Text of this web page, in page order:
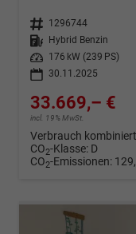
Fahrzeugnr. 1296744
Kraftstoff
Hybrid Benzin
Leistung
176 kW (239 PS)
30.11.2025
33.669,– €
incl. 19% MwSt.
Verbrauch
CO2-Klasse: D
CO2-Emissionen: